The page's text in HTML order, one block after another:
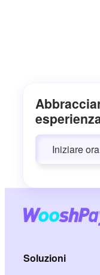
Iniziare ora
Soluzioni